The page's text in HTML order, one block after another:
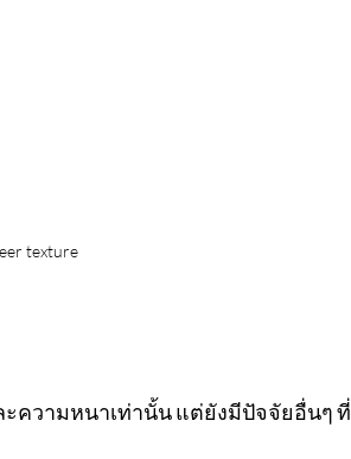
texture
ความหนาเท่านั้น แต่ยังมีปัจจัยอื่นๆ ที่